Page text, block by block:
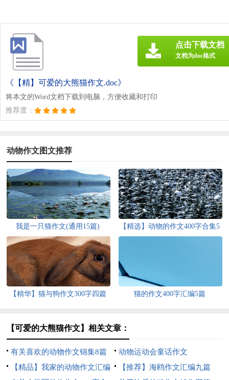
《【精】可爱的大熊猫作文.doc》
将本文的Word文档下载到电脑，方便收藏和打印
推荐度：
点击下载文档
文档为doc格式
动物作文图文推荐
我是一只猫作文(通用15篇)
【精选】动物的作文400字合集5
【精华】猫与狗作文300字四篇 猫的作文400字汇编5篇
【可爱的大熊猫作文】相关文章：
有关喜欢的动物作文锦集8篇
动物运动会童话作文
【精品】我家的动物作文汇编
【推荐】海鸥作文汇编九篇